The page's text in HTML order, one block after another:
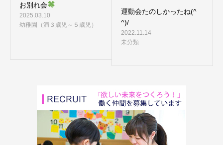
お別れ会
2025.03.10
幼稚園（満３歳児～５歳児）
運動会たのしかったね(^
^)/
2022.11.14
未分類